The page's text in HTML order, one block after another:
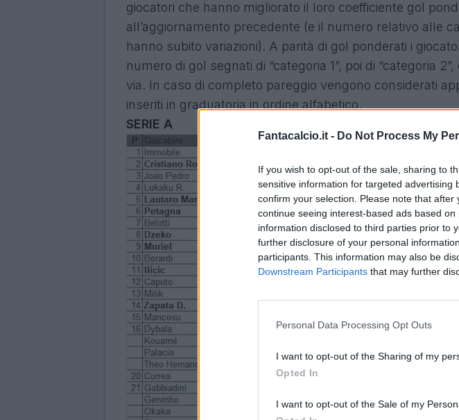
Fantacalcio.it - Do Not Process My
If you wish to opt-out of the sale, sharing to
sensitive information for targeted advertising
confirm your selection. Please note that
continue seeing interest-based ads based
information disclosed to third parties prior to
further disclosure of your personal
participants. This information may also be
Downstream Participants that may further
Personal Data Processing Opt Outs
I want to opt-out of the Sharing of my
Opted In
I want to opt-out of the Sale of my
giocatori che hanno migliorato il loro coefficiente gol
all’aggiornamento precedente (e il numero relativo alle
hanno subito variazioni). A parità di gol ponderati i
numero di gol segnati di “categoria 1”, poi di “categoria
via. In caso di completo pareggio vengono considerati
inseriti in graduatoria in ordine alfabetico.
SERIE A